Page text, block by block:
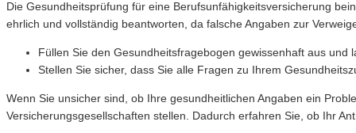
Die Gesundheitsprüfung für eine Berufsunfähigkeitsversicherung
ehrlich und vollständig beantworten, da falsche Angaben zur
Füllen Sie den Gesundheitsfragebogen gewissenhaft aus und
Stellen Sie sicher, dass Sie alle Fragen zu Ihrem
Wenn Sie unsicher sind, ob Ihre gesundheitlichen Angaben ein
Versicherungsgesellschaften stellen. Dadurch erfahren Sie, ob Ihr